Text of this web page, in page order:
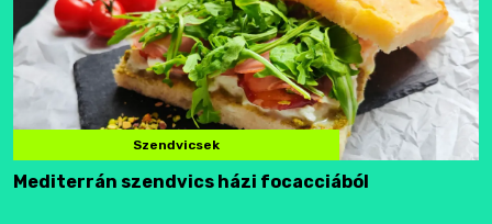
Szendvicsek
Mediterrán szendvics házi focacciából